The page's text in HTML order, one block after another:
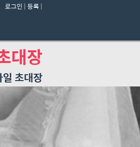
로그인 |등록|
대장
초대장